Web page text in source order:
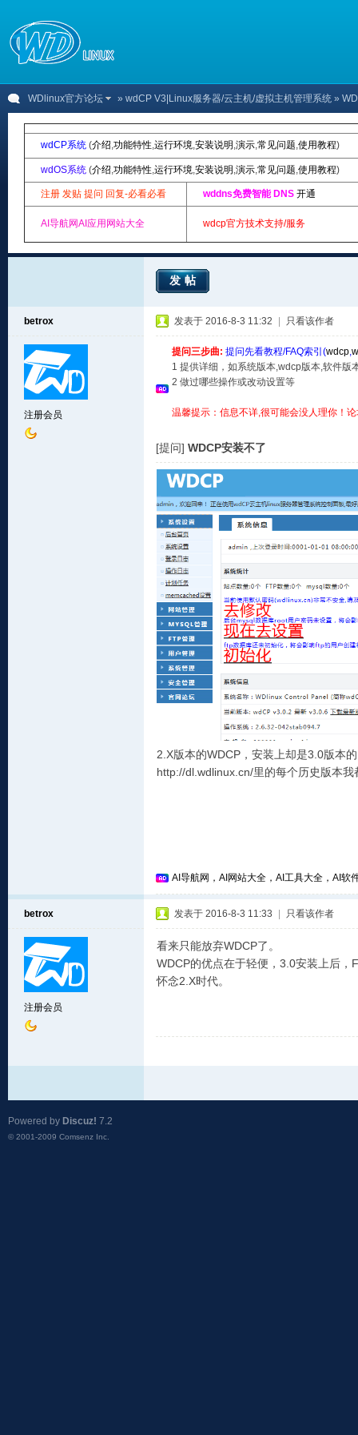
WDlinux官方论坛 » wdCP V3|Linux服务器/云主机/虚拟主机管理系统 »
wdCP系统 (介绍,功能特性,运行环境,安装说明 ,演示,常见问题,使用教程)
wdOS系统 (介绍,功能特性,运行环境,安装说明 ,演示,常见问题,使用教程)
注册 发贴 提问 回复-必看必看 wddns免费智能 DNS 开通
AI导航网AI应用网站大全 wdcp官方技术支持/服务
发帖
betrox
注册会员
发表于 2016-8-3 11:32 只看该作者
提问三步曲: 提问先看教程/FAQ索引(wdcp,
1 提供详细，如系统版本,wdcp版本,软件版
2 做过哪些操作或改动设置等
温馨提示：信息不详,很可能会没人理你！
[提问] WDCP安装不了
2.X版本的WDCP，安装上却是3.0版本
http://dl.wdlinux.cn/里的每个历史版本我
AI导航网，AI网站大全，AI工具大全，AI软
betrox
注册会员
发表于 2016-8-3 11:33 只看该作者
看来只能放弃WDCP了。
WDCP的优点在于轻便，3.0安装上后
怀念2.X时代。
Powered by Discuz! 7.2
© 2001-2009 Comsenz Inc.